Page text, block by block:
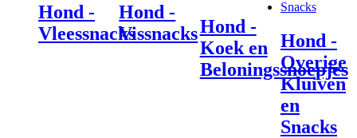
Hond -
Vleessnacks
Hond -
VissnacksHond -
Koek en
Beloningssnoepjes
Hond -
Overige
Kluiven
en
Snacks